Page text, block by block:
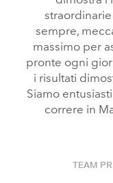
sempre,
massimo per
pronte ogni
i risultati
Siamo
correre in
TEAM